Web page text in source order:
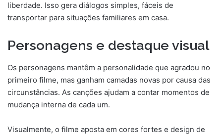
liberdade. Isso gera diálogos simples, fáceis de
transportar para situações familiares em casa.
Personagens e destaque visual
Os personagens mantêm a personalidade que agradou no
primeiro filme, mas ganham camadas novas por causa das
circunstâncias. As canções ajudam a contar momentos de
mudança interna de cada um.
Visualmente, o filme aposta em cores fortes e design de